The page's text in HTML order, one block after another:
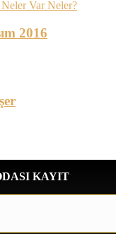
2016
KAYIT